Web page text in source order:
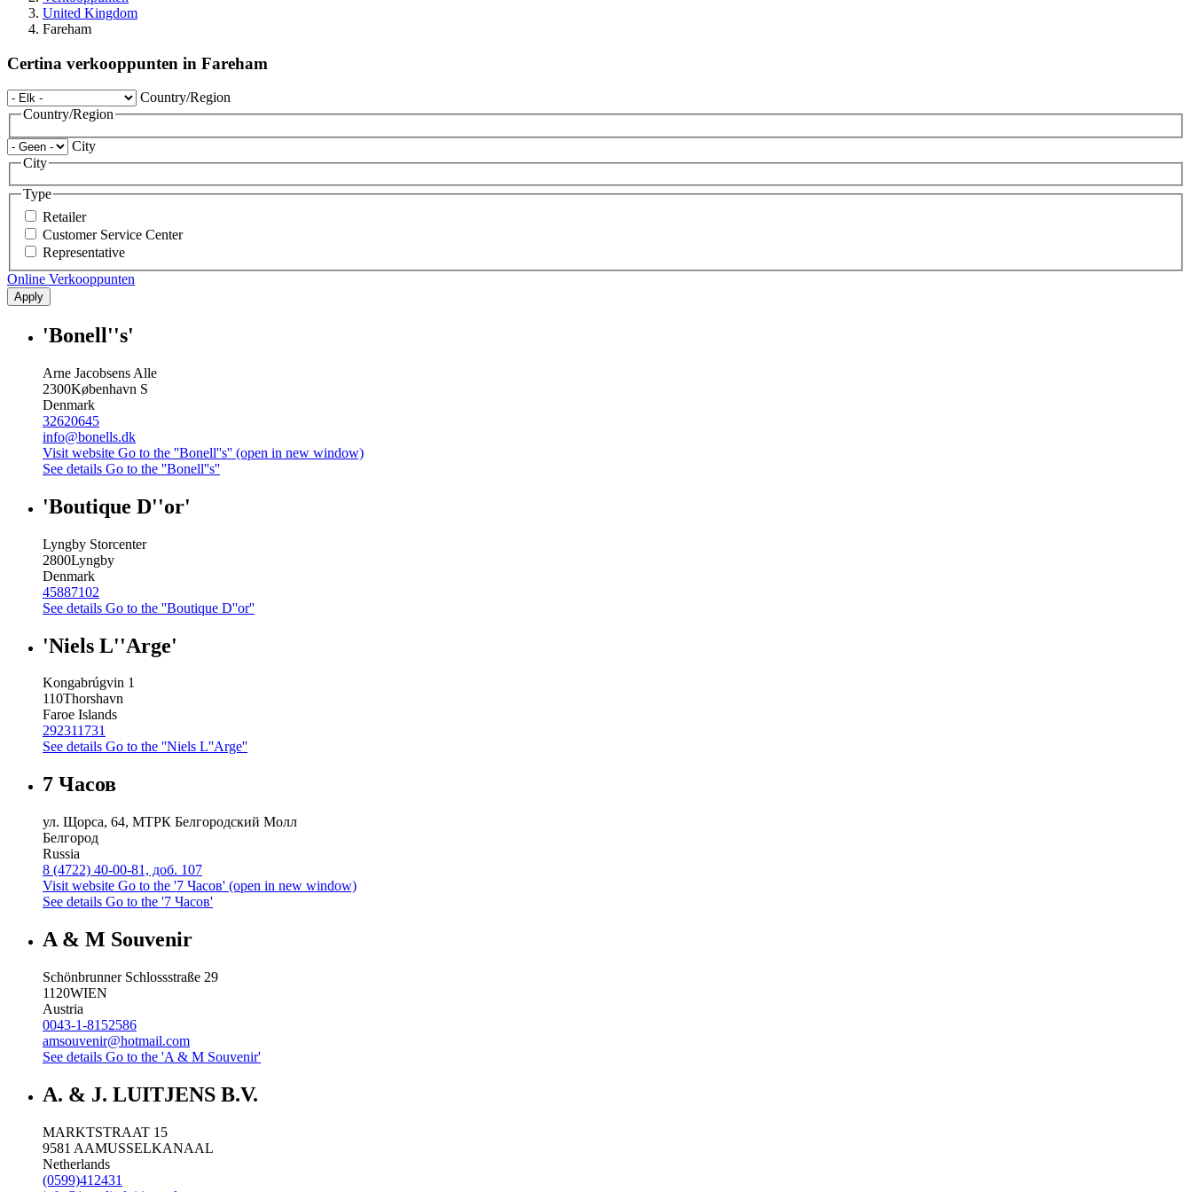
United Kingdom
Fareham
Certina verkooppunten in Fareham
Country/Region
Country/Region
City
City
Type
Retailer
Customer Service Center
Representative
Online Verkooppunten
Apply
'Bonell''s'
Arne Jacobsens Alle
2300København S
Denmark
32620645
info@bonells.dk
Visit website Go to the ''Bonell''s'' (open in new window)
See details Go to the ''Bonell''s''
'Boutique D''or'
Lyngby Storcenter
2800Lyngby
Denmark
45887102
See details Go to the ''Boutique D''or''
'Niels L''Arge'
Kongabrúgvin 1
110Thorshavn
Faroe Islands
292311731
See details Go to the ''Niels L''Arge''
7 Часов
ул. Щорса, 64, МТРК Белгородский Молл
Белгород
Russia
8 (4722) 40-00-81, доб. 107
Visit website Go to the '7 Часов' (open in new window)
See details Go to the '7 Часов'
A & M Souvenir
Schönbrunner Schlossstraße 29
1120WIEN
Austria
0043-1-8152586
amsouvenir@hotmail.com
See details Go to the 'A & M Souvenir'
A. & J. LUITJENS B.V.
MARKTSTRAAT 15
9581 AAMUSSELKANAAL
Netherlands
(0599)412431